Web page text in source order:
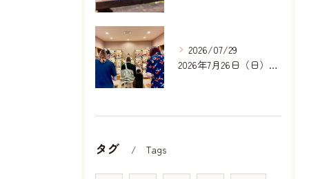
2026/07/29
2026年7月26日（日）合同法要ご報告｜一宮どうぶつ霊園
タグ Tags